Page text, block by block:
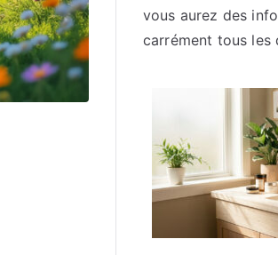
vous aurez des
carrément tous les